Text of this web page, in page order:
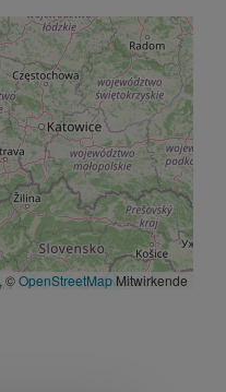
, ©OpenStreetMapMitwirkende